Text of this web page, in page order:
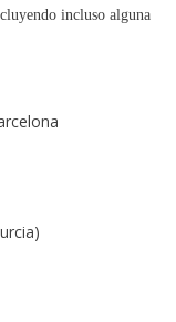
Boat
incluso alguna